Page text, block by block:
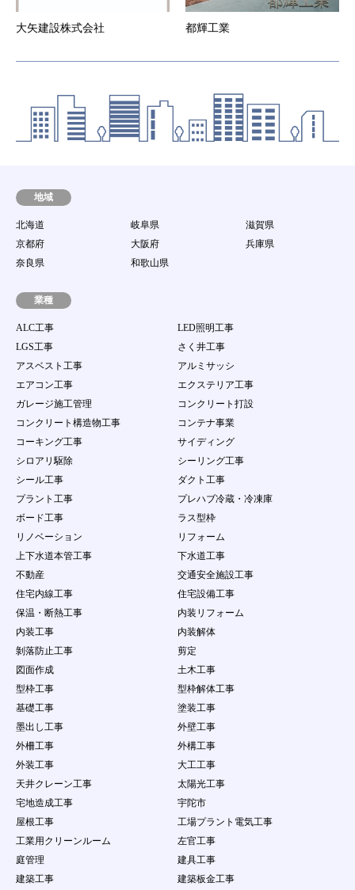
登録した時点より、当社から電子メールによる通
知を受けることを承諾したものとします。当社か
らの電子メールによる通知を解除する場合は、ウ
ェブサイト上で行った場合はウェブサイト上に掲
示した時点で、また電子メールで行った場合は電
子メールを発送した時点より効力を発するものと
します。
（パソコン等の端末機器、ソフトウェア及び通信回
ないとともに、接続環境整備のための助言、サポー
ト行為を行う責任を持たないものとします。
第9条 譲渡禁止
させたり、売買、名義変更、質権の設定その他の担
保に供する等の行為はできないものとします。
第10条 ユーザーID及びパスワードの管理
１．会員は、自己のID及び会員自身で登録するパス
ワードの使用および管理について一切の責任を持
つものとします。
ワードを第三者に利用させたり、貸与、譲渡、名
義変更、売買等をしてはならない。
３．当社のID及びパスワードが他の第三者の使用に
より当該会員が被る損害について、当該会員の故
わないものとする。
４．会員は、会員ID及びパスワードが盗難された
り、第三者に使用されていることが判明した場合
には、直ちに当社に申し出するとともに、当社の
は、事務局は一切の責任を負わないものとしま
す。
２．会員は、自己の責任にもとづき本サービスを利用
するものとし、会員が公開するコンテンツについ
３．会員は当社に対し、他人の著作物を使用したこと
などが原因で紛争、損害賠償の請求などが起こっ
た場合の損害、責任について一切を免責するもの
とし、自らの責任を持って紛争に対処するものと
４．会員は、問合せ量が少ないことを理由として事務
局に対して、何らの請求権を有しないこととしま
す。
５．会員は、本条で定める行為において当社に損害を
を請求できる権利を有することを認めます。
第12条 禁止事項
会員の本サービスの利用にあたって、当社は以下の
行為を禁止します。会員がこれらの禁止行為を行っ
大矢建設株式会社 都輝工業
地域
北海道 岐阜県
滋賀県
京都府
大阪府
兵庫県
奈良県
和歌山県
業種
ALC工事
LED照明工事
LGS工事
さく井工事
アスベスト工事
アルミサッシ
エアコン工事
エクステリア工事
ガレージ施工管理
コンクリート打設
コンクリート構造物工事
コンテナ事業
コーキング工事
サイディング
シロアリ駆除
シーリング工事
シール工事
ダクト工事
プラント工事
プレハブ冷蔵・冷凍庫
ボード工事
ラス型枠
リノベーション
リフォーム
上下水道本管工事
下水道工事
不動産
交通安全施設工事
住宅内線工事
住宅設備工事
保温・断熱工事
内装リフォーム
内装工事
内装解体
剝落防止工事
剪定
図面作成
土木工事
型枠工事
型枠解体工事
基礎工事
塗装工事
墨出し工事
外壁工事
外柵工事
外構工事
外装工事
大工工事
天井クレーン工事
太陽光工事
宅地造成工事
宇陀市
屋根工事
工場プラント電気工事
工業用クリーンルーム
左官工事
庭管理
建具工事
建築工事
建築板金工事